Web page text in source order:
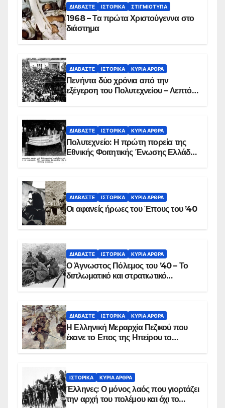
ΔΙΑΒΆΣΤΕ ΙΣΤΟΡΙΚΆ ΣΤΙΓΜΙΌΤΥΠΑ
1968 – Τα πρώτα Χριστούγεννα στο
διάστημα
ΔΙΑΒΆΣΤΕ ΙΣΤΟΡΙΚΆ ΚΥΡΙΑ ΑΡΘΡΑ
Πενήντα δύο χρόνια από την
εξέγερση του Πολυτεχνείου – Λεπτό
ΔΙΑΒΆΣΤΕ ΙΣΤΟΡΙΚΆ ΚΥΡΙΑ ΑΡΘΡΑ
Πολυτεχνείο: Η πρώτη πορεία της
Εθνικής Φοιτητικής Ένωσης Ελλάδος
ΔΙΑΒΆΣΤΕ ΙΣΤΟΡΙΚΆ ΚΥΡΙΑ ΑΡΘΡΑ
Οι αφανείς ήρωες του Έπους του ’40
ΔΙΑΒΆΣΤΕ ΙΣΤΟΡΙΚΆ ΚΥΡΙΑ ΑΡΘΡΑ
Ο Άγνωστος Πόλεμος του ’40 – Το
διπλωματικό και στρατιωτικό
ΔΙΑΒΆΣΤΕ ΙΣΤΟΡΙΚΆ ΚΥΡΙΑ ΑΡΘΡΑ
Η Ελληνική Μεραρχία Πεζικού που
έκανε το Επος της Ηπείρου το
ΙΣΤΟΡΙΚΆ ΚΥΡΙΑ ΑΡΘΡΑ
Έλληνες: Ο μόνος λαός που γιορτάζει
την αρχή του πολέμου και όχι το